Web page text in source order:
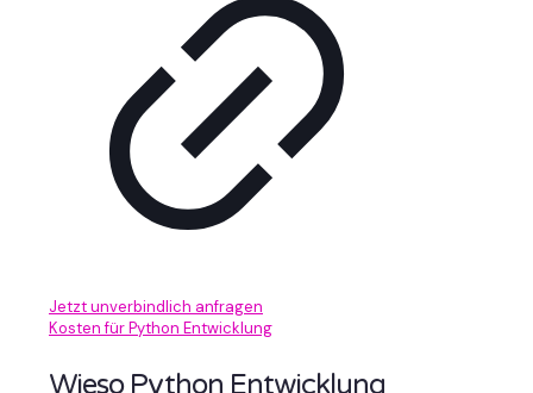
Jetzt unverbindlich anfragen
Kosten für Python Entwicklung
Wieso Python Entwicklung